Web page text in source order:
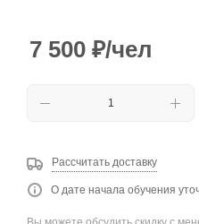
7 500 ₽/чел
Рассчитать доставку
О дате начала обучения